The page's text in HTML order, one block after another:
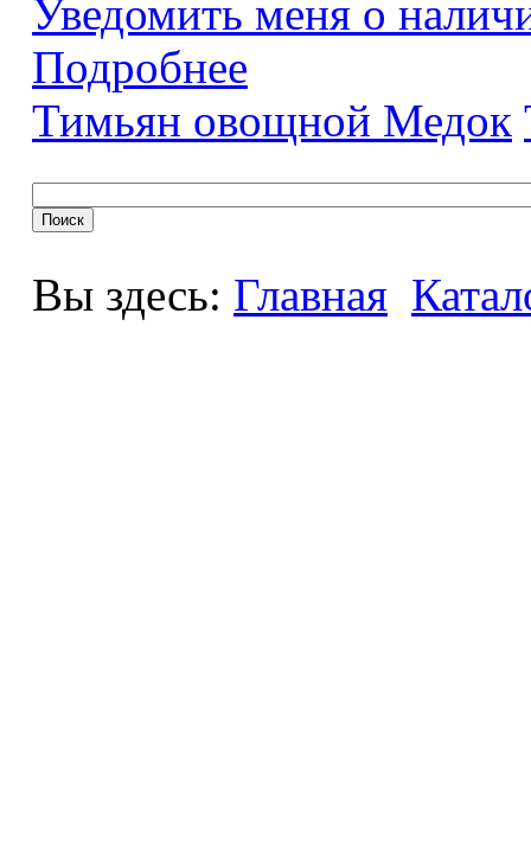
Уведомить меня о
Подробнее
Тимьян овощной Медок
Вы здесь: Главная